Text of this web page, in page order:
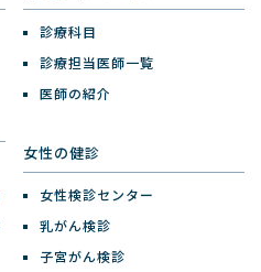
診療科目
診療担当医師一覧
医師の紹介
女性の健診
女性検診センター
乳がん検診
子宮がん検診